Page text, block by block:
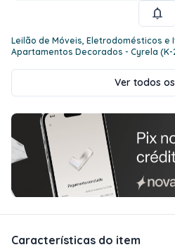
Leilão de Móveis, Eletrodomésticos e
Apartamentos Decorados - Cyrela (K-
Ver todos
Características do item